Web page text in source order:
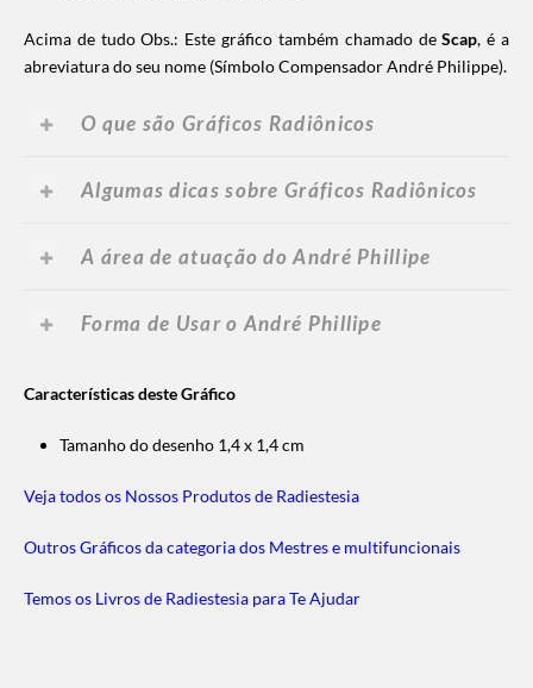
Acima de tudo Obs.: Este gráfico também chamado deScap, é a
abreviatura do seu nome (Símbolo Compensador André Philippe).
O que são Gráficos Radiônicos
Algumas dicas sobre Gráficos Radiônicos
A área de atuação do André Phillipe
Forma de Usar o André Phillipe
Características deste Gráfico
Tamanho do desenho 1,4 x 1,4 cm
Veja todos os Nossos Produtos de Radiestesia
Outros Gráficos da categoria dos Mestres e multifuncionais
Temos os Livros de Radiestesia para Te Ajudar